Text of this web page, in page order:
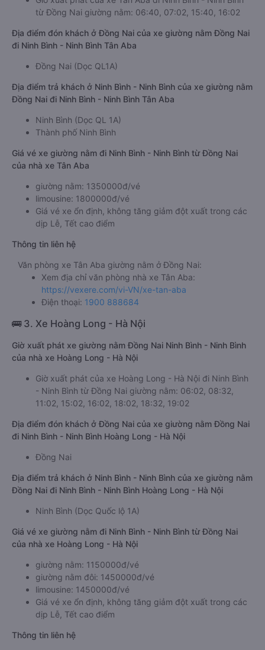
từ Đồng Nai giường nằm: 06:40, 07:02, 15:40, 16:02
Địa điểm đón khách ở Đồng Nai của xe giường nằm Đồng Nai
đi Ninh Bình - Ninh Bình Tân Aba
Đồng Nai (Dọc QL1A)
Địa điểm trả khách ở Ninh Bình - Ninh Bình của xe giường nằm
Đồng Nai đi Ninh Bình - Ninh Bình Tân Aba
Ninh Bình (Dọc QL 1A)
Thành phố Ninh Bình
Giá vé xe giường nằm đi Ninh Bình - Ninh Bình từ Đồng Nai
của nhà xe Tân Aba
giường nằm: 1350000đ/vé
limousine: 1800000đ/vé
Giá vé xe ổn định, không tăng giảm đột xuất trong các
dịp Lễ, Tết cao điểm
Thông tin liên hệ
Văn phòng xe Tân Aba giường nằm ở Đồng Nai:
Xem địa chỉ văn phòng nhà xe Tân Aba:
https://vexere.com/vi-VN/xe-tan-aba
Điện thoại: 1900 888684
🚌 3. Xe Hoàng Long - Hà Nội
Giờ xuất phát xe giường nằm Đồng Nai Ninh Bình - Ninh Bình
của nhà xe Hoàng Long - Hà Nội
Giờ xuất phát của xe Hoàng Long - Hà Nội đi Ninh Bình
- Ninh Bình từ Đồng Nai giường nằm: 06:02, 08:32,
11:02, 15:02, 16:02, 18:02, 18:32, 19:02
Địa điểm đón khách ở Đồng Nai của xe giường nằm Đồng Nai
đi Ninh Bình - Ninh Bình Hoàng Long - Hà Nội
Đồng Nai
Địa điểm trả khách ở Ninh Bình - Ninh Bình của xe giường nằm
Đồng Nai đi Ninh Bình - Ninh Bình Hoàng Long - Hà Nội
Ninh Bình (Dọc Quốc lộ 1A)
Giá vé xe giường nằm đi Ninh Bình - Ninh Bình từ Đồng Nai
của nhà xe Hoàng Long - Hà Nội
giường nằm: 1150000đ/vé
giường nằm đôi: 1450000đ/vé
limousine: 1450000đ/vé
Giá vé xe ổn định, không tăng giảm đột xuất trong các
dịp Lễ, Tết cao điểm
Thông tin liên hệ